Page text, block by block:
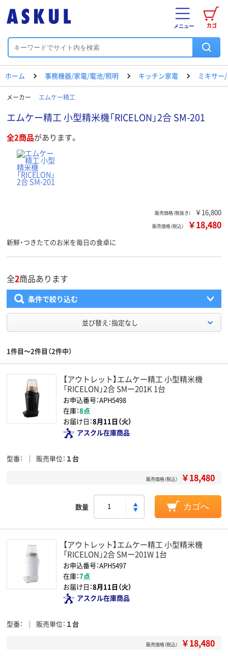
カゴ
メニュー
ホーム 事務機器/家電/電池/照明 キッチン家電 ミキサー
メーカー エムケー精工
エムケー精工 小型精米機「RICELON」2合 SM-201
全2商品があります。
販売価格（税抜き） ￥16,800
販売価格（税込） ￥18,480
新鮮・つきたてのお米を毎日の食卓に
全2商品あります
条件で絞り込む
並び替え：指定なし
1件目～2件目（2件中）
【アウトレット】エムケー精工 小型精米機
「RICELON」2合 SMー201K 1台
お申込番号：APH5498
在庫：8点
お届け日：8月11日（火）
アスクル在庫商品
型番 販売単位 １台
販売価格（税込） ￥18,480
数量 カゴへ
【アウトレット】エムケー精工 小型精米機
「RICELON」2合 SMー201W 1台
お申込番号：APH5497
在庫：7点
お届け日：8月11日（火）
アスクル在庫商品
型番 販売単位 １台
販売価格（税込） ￥18,480